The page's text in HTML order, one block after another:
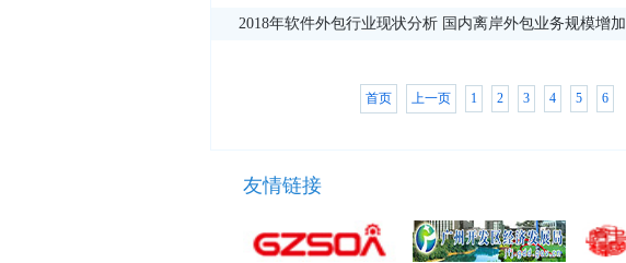
2018年软件外包行业现状分析 国内离岸外包业务规模增加
首页 上一页 1 2 3 4 5 6
友情链接